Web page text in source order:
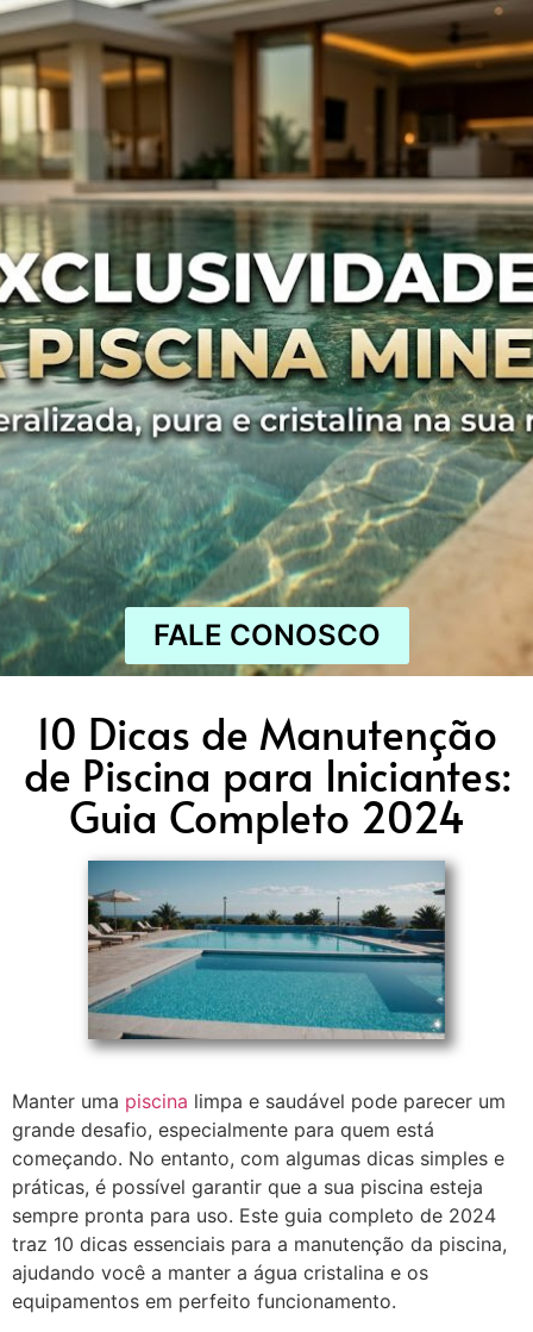
FALE CONOSCO
10 Dicas de Manutenção
de Piscina para Iniciantes:
Guia Completo 2024
Manter uma piscina limpa e saudável pode parecer um
grande desafio, especialmente para quem está
começando. No entanto, com algumas dicas simples e
práticas, é possível garantir que a sua piscina esteja
sempre pronta para uso. Este guia completo de 2024
traz 10 dicas essenciais para a manutenção da piscina,
ajudando você a manter a água cristalina e os
equipamentos em perfeito funcionamento.